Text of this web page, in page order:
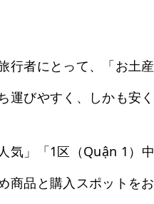
者にとって、「お土
運びやすく、しかも安
」「1区（Quận 1）
品と購入スポットをお